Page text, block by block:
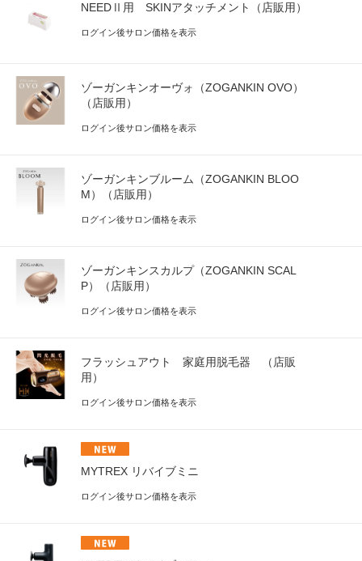
NEEDⅡ用 SKINアタッチメント（店販用）
ログイン後サロン価格を表示
ゾーガンキンオーヴォ（ZOGANKIN OVO）
（店販用）
ログイン後サロン価格を表示
ゾーガンキンブルーム（ZOGANKIN BLOO
M）（店販用）
ログイン後サロン価格を表示
ゾーガンキンスカルプ（ZOGANKIN SCAL
P）（店販用）
ログイン後サロン価格を表示
フラッシュアウト 家庭用脱毛器 （店販
用）
ログイン後サロン価格を表示
MYTREX リバイブミニ
ログイン後サロン価格を表示